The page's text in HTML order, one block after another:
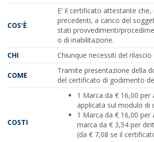
COS'È
E' il certificato attestante che,
precedenti, a carico del
stati provvedimenti/
o di inabilitazione.
CHI
Chiunque necessiti del
COME
Tramite presentazione della
del certificato di godimento
COSTI
1 Marca da € 16,00
applicata sul modulo di
1 Marca da € 16,00 per
marca da € 3,54 per
(da € 7,08 se il